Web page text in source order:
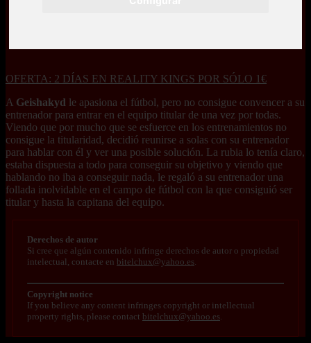
OFERTA: 2 DÍAS EN REALITY KINGS POR SÓLO 1€
A Geishakyd le apasiona el fútbol, pero no consigue convencer a su
entrenador para entrar en el equipo titular de una vez por todas.
Viendo que por mucho que se esfuerce en los entrenamientos no
consigue la titularidad, decidió reunirse a solas con su entrenador
para hablar con él y ver una posible solución. La rubia lo tenía claro,
estaba dispuesta a todo para conseguir su objetivo y viendo que
hablando no iba a conseguir nada, le regaló a su entrenador una
follada inolvidable en el campo de fútbol con la que consiguió ser
titular y hasta la capitana del equipo.
Derechos de autor
Si cree que algún contenido infringe derechos de autor o propiedad
intelectual, contacte en bitelchux@yahoo.es
Copyright notice
If you believe any content infringes copyright or intellectual
property rights, please contact bitelchux@yahoo.es